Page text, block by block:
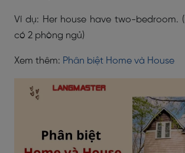
Ví dụ: Her house have two-bedroom.
có 2 phòng ngủ)
Xem thêm: Phân biệt Home và House